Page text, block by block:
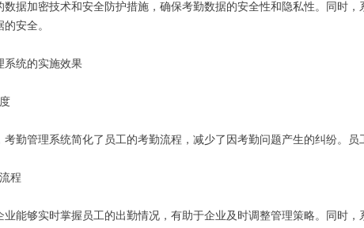
数据加密技术和安全防护措施，确保考勤数据的安全性和隐私性。同时
的安全。
系统的实施效果
考勤管理系统简化了员工的考勤流程，减少了因考勤问题产生的纠纷。
程
业能够实时掌握员工的出勤情况，有助于企业及时调整管理策略。同时